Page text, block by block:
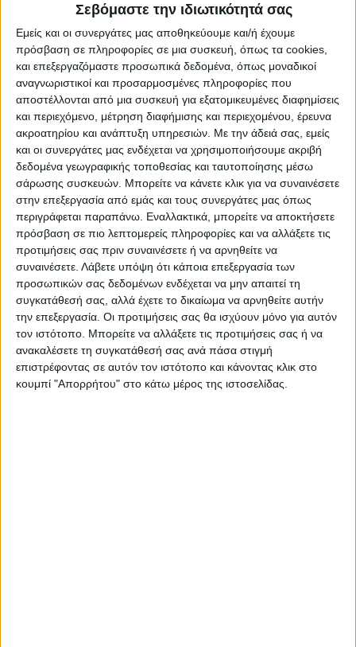
Σεβόμαστε την ιδιωτικότητά σας
Εμείς και οι συνεργάτες μας αποθηκεύουμε και/ή έχουμε
πρόσβαση σε πληροφορίες σε μια συσκευή, όπως τα cookies,
και επεξεργαζόμαστε προσωπικά δεδομένα, όπως μοναδικοί
αναγνωριστικοί και προσαρμοσμένες πληροφορίες που
αποστέλλονται από μια συσκευή για εξατομικευμένες διαφημίσεις
και περιεχόμενο, μέτρηση διαφήμισης και περιεχομένου, έρευνα
ακροατηρίου και ανάπτυξη υπηρεσιών. Με την άδειά σας, εμείς
και οι συνεργάτες μας ενδέχεται να χρησιμοποιήσουμε ακριβή
δεδομένα γεωγραφικής τοποθεσίας και ταυτοποίησης μέσω
σάρωσης συσκευών. Μπορείτε να κάνετε κλικ για να συναινέσετε
στην επεξεργασία από εμάς και τους συνεργάτες μας όπως
περιγράφεται παραπάνω. Εναλλακτικά, μπορείτε να αποκτήσετε
πρόσβαση σε πιο λεπτομερείς πληροφορίες και να αλλάξετε τις
προτιμήσεις σας πριν συναινέσετε ή να αρνηθείτε να
συναινέσετε. Λάβετε υπόψη ότι κάποια επεξεργασία των
προσωπικών σας δεδομένων ενδέχεται να μην απαιτεί τη
συγκατάθεσή σας, αλλά έχετε το δικαίωμα να αρνηθείτε αυτήν
την επεξεργασία. Οι προτιμήσεις σας θα ισχύουν μόνο για αυτόν
τον ιστότοπο. Μπορείτε να αλλάξετε τις προτιμήσεις σας ή να
ανακαλέσετε τη συγκατάθεσή σας ανά πάσα στιγμή
επιστρέφοντας σε αυτόν τον ιστότοπο και κάνοντας κλικ στο
κουμπί "Απορρήτου" στο κάτω μέρος της ιστοσελίδας.
τους πολίτες, δημότες, εκπροσώπους
τοπικών φορέων και επαγγελματικών
κλάδων.